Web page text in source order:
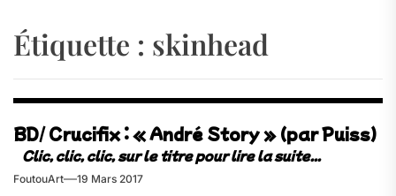
Étiquette : skinhead
BD/ Crucifix : « André Story » (par Puiss)
FoutouArt 19 Mars 2017